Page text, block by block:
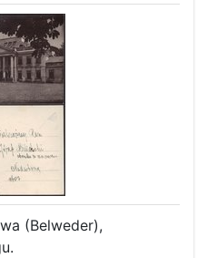
(Belweder),